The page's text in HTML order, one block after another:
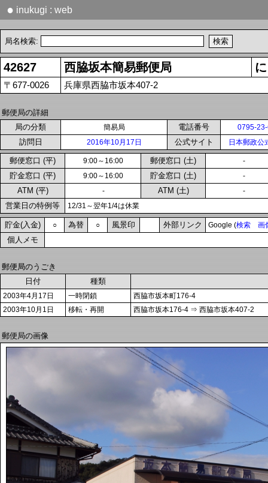
● inukugi : web
局名検索:
42627 西脇坂本簡易郵便局
〒677-0026 兵庫県西脇市坂本407-2
郵便局の詳細
局の分類
簡易局 電話番号 0795-
訪問日 2016年10月17日 公式サイト 日本郵政公
郵便窓口 (平) 9:00～16:00 郵便窓口 (土) -
貯金窓口 (平) 9:00～16:00 貯金窓口 (土) -
ATM (平) - ATM (土) -
営業日の特例等 12/31～翌年1/4は休業
貯金(入金) ○ 為替 ○ 風景印 外部リンク Google (検索 画
個人メモ
郵便局のうごき
日付
種類
2003年4月17日 一時閉鎖
西脇市坂本町176-4
2003年10月1日
移転・再開 西脇市坂本176-4 ⇒ 西脇市坂本407-2
郵便局の画像